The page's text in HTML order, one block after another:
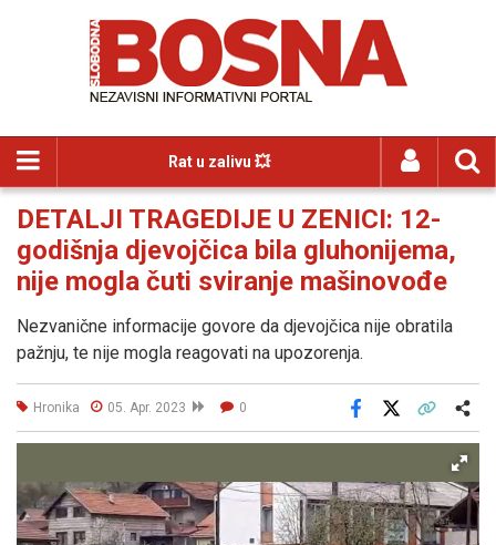
Rat u zalivu 💥
DETALJI TRAGEDIJE U ZENICI: 12-
godišnja djevojčica bila gluhonijema,
nije mogla čuti sviranje mašinovođe
Nezvanične informacije govore da djevojčica nije obratila
pažnju, te nije mogla reagovati na upozorenja.
Hronika 05. Apr. 2023 0
Facebook